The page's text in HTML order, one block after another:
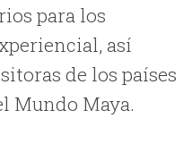
para los
así
de los países
Mundo Maya.